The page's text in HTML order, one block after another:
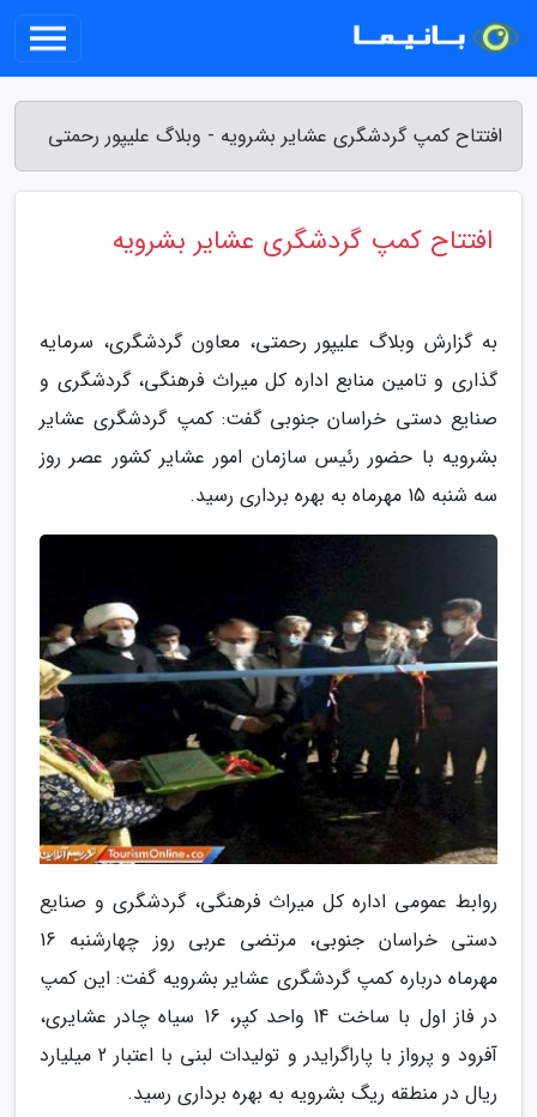
افتتاح کمپ گردشگری عشایر بشرویه - وبلاگ علیپور رحمتی
افتتاح کمپ گردشگری عشایر بشرویه
به گزارش وبلاگ علیپور رحمتی، معاون گردشگری، سرمایه
گذاری و تامین منابع اداره کل میراث فرهنگی، گردشگری و
صنایع دستی خراسان جنوبی گفت: کمپ گردشگری عشایر
بشرویه با حضور رئیس سازمان امور عشایر کشور عصر روز
سه شنبه 15 مهرماه به بهره برداری رسید.
روابط عمومی اداره کل میراث فرهنگی، گردشگری و صنایع
دستی خراسان جنوبی، مرتضی عربی روز چهارشنبه 16
مهرماه درباره کمپ گردشگری عشایر بشرویه گفت: این کمپ
در فاز اول با ساخت 14 واحد کپر، 16 سیاه چادر عشایری،
آفرود و پرواز با پاراگرایدر و تولیدات لبنی با اعتبار 2 میلیارد
ریال در منطقه ریگ بشرویه به بهره برداری رسید.